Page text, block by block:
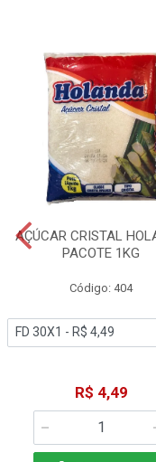
AÇÚCAR CRISTAL
PACOTE 1KG
Código: 404
R$ 4,49